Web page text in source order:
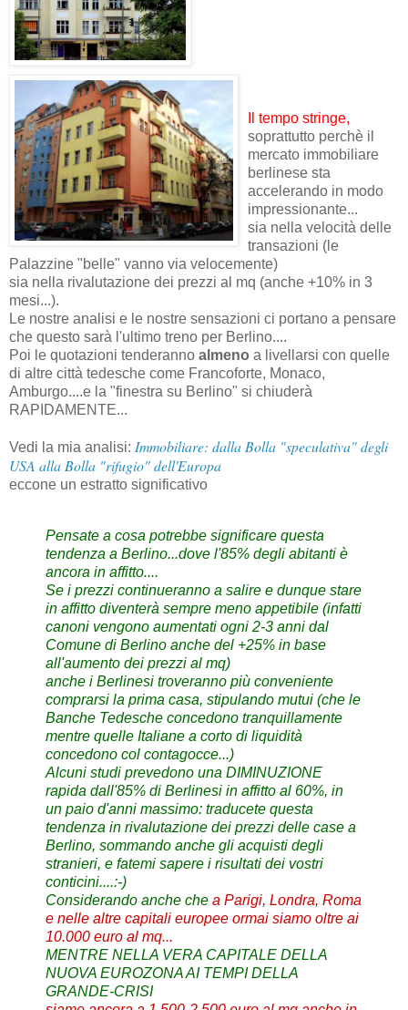
Il tempo stringe,
soprattutto perchè il
mercato immobiliare
berlinese sta
accelerando in modo
impressionante...
sia nella velocità delle
transazioni (le
Palazzine "belle" vanno via velocemente)
sia nella rivalutazione dei prezzi al mq (anche +10% in 3
mesi...).
Le nostre analisi e le nostre sensazioni ci portano a pensare
che questo sarà l'ultimo treno per Berlino....
Poi le quotazioni tenderanno almeno a livellarsi con quelle
di altre città tedesche come Francoforte, Monaco,
Amburgo....e la "finestra su Berlino" si chiuderà
RAPIDAMENTE...
Vedi la mia analisi: Immobiliare: dalla Bolla "speculativa" degli
USA alla Bolla "rifugio" dell'Europa
eccone un estratto significativo
Pensate a cosa potrebbe significare questa
tendenza a Berlino...dove l'85% degli abitanti è
ancora in affitto....
Se i prezzi continueranno a salire e dunque stare
in affitto diventerà sempre meno appetibile (infatti
canoni vengono aumentati ogni 2-3 anni dal
Comune di Berlino anche del +25% in base
all'aumento dei prezzi al mq)
anche i Berlinesi troveranno più conveniente
comprarsi la prima casa, stipulando mutui (che le
Banche Tedesche concedono tranquillamente
mentre quelle Italiane a corto di liquidità
concedono col contagocce...)
Alcuni studi prevedono una DIMINUZIONE
rapida dall'85% di Berlinesi in affitto al 60%, in
un paio d'anni massimo: traducete questa
tendenza in rivalutazione dei prezzi delle case a
Berlino, sommando anche gli acquisti degli
stranieri, e fatemi sapere i risultati dei vostri
conticini....:-)
Considerando anche che a Parigi, Londra, Roma
e nelle altre capitali europee ormai siamo oltre ai
10.000 euro al mq...
MENTRE NELLA VERA CAPITALE DELLA
NUOVA EUROZONA AI TEMPI DELLA
GRANDE-CRISI